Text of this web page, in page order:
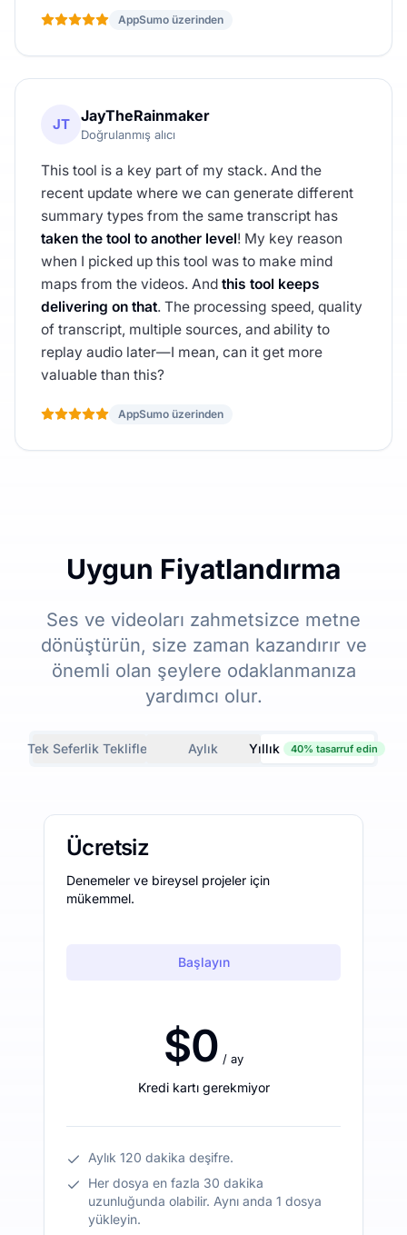
AppSumo üzerinden
JT JayTheRainmaker
Doğrulanmış alıcı
This tool is a key part of my stack. And the
recent update where we can generate different
summary types from the same transcript has
taken the tool to another level! My key reason
when I picked up this tool was to make mind
maps from the videos. And this tool keeps
delivering on that. The processing speed, quality
of transcript, multiple sources, and ability to
replay audio later—I mean, can it get more
valuable than this?
AppSumo üzerinden
Uygun Fiyatlandırma
Ses ve videoları zahmetsizce metne
dönüştürün, size zaman kazandırır ve
önemli olan şeylere odaklanmanıza
yardımcı olur.
Tek Seferlik Teklifler Aylık Yıllık 40% tasarruf edin
Ücretsiz
Denemeler ve bireysel projeler için
mükemmel.
Başlayın
$0 / ay
Kredi kartı gerekmiyor
Aylık 120 dakika deşifre.
Her dosya en fazla 30 dakika
uzunluğunda olabilir. Aynı anda 1 dosya
yükleyin.